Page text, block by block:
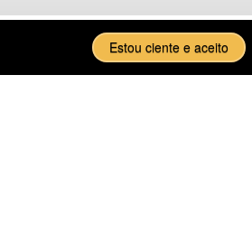
Estou ciente e aceito